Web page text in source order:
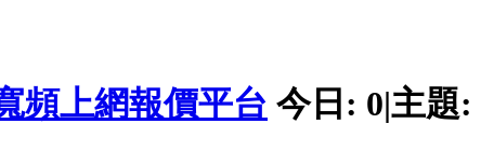
頻上網報價平台 今日: 0|主題: